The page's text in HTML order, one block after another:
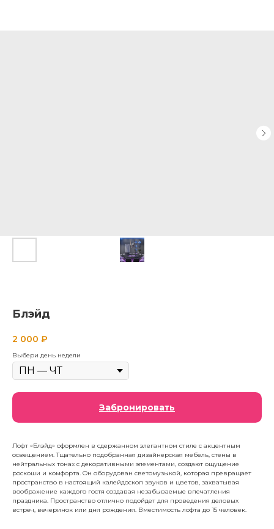
Блэйд
2 000 ₽
Выбери день недели
Забронировать
Лофт «Блэйд» оформлен в сдержанном элегантном стиле с акцентным
освещением. Тщательно подобранная дизайнерская мебель, стены в
нейтральных тонах с декоративными элементами, создают ощущение
роскоши и комфорта. Он оборудован светомузыкой, которая превращает
пространство в настоящий калейдоскоп звуков и цветов, захватывая
воображение каждого гостя создавая незабываемые впечатления
праздника. Пространство отлично подойдет для проведения деловых
встреч, вечеринок или дня рождения. Вместимость лофта до 15 человек.